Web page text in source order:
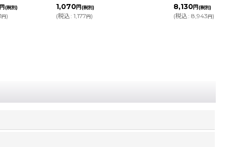
8,130
(税込
670
(税込: